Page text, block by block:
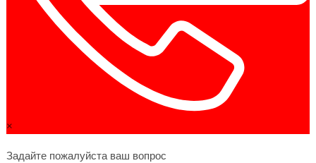
×
Задайте пожалуйста ваш вопрос